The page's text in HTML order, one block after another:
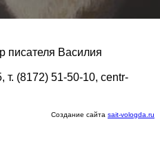
писателя Василия
т. (8172) 51-50-10, centr-
Создание сайта sait-vologda.ru